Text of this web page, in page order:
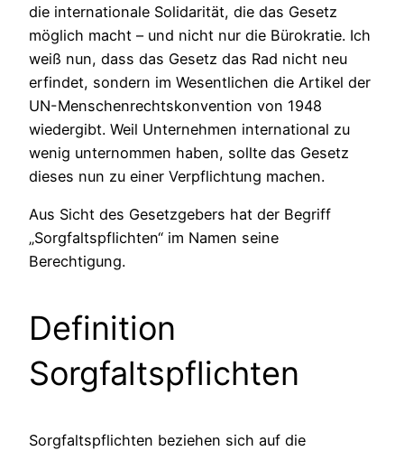
die internationale Solidarität, die das Gesetz
möglich macht – und nicht nur die Bürokratie. Ich
weiß nun, dass das Gesetz das Rad nicht neu
erfindet, sondern im Wesentlichen die Artikel der
UN-Menschenrechtskonvention von 1948
wiedergibt. Weil Unternehmen international zu
wenig unternommen haben, sollte das Gesetz
dieses nun zu einer Verpflichtung machen.
Aus Sicht des Gesetzgebers hat der Begriff
„Sorgfaltspflichten“ im Namen seine
Berechtigung.
Definition
Sorgfaltspflichten
Sorgfaltspflichten beziehen sich auf die